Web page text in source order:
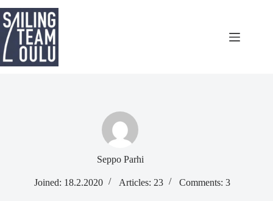
to
content
Seppo Parhi
Joined: 18.2.2020 Articles: 23 Comments: 3